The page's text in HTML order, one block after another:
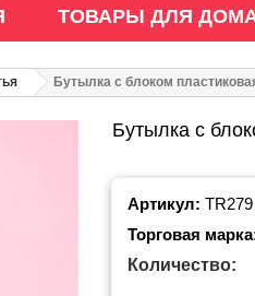
ТОВАРЫ ДЛЯ
Бутылка с блоком
Бутылка с
Артикул: TR279
Торговая
Количество: